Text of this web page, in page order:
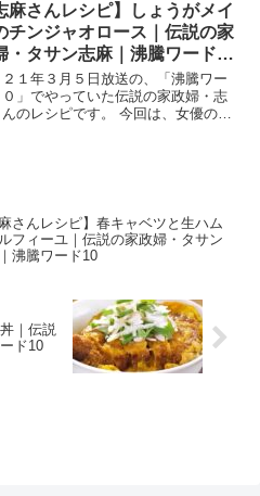
のCBCテレビで土曜日の朝やってい
情報番組で...
麻さんレシピ】しょうがメイ
チンジャオロース｜伝説の家
・タサン志麻｜沸騰ワード１
２１年３月５日放送の、「沸騰ワー
０」でやっていた伝説の家政婦・志
んのレシピです。 今回は、女優の門
麻さんレシピ】春キャベツと生ハム
フィーユ｜伝説の家政婦・タサン
沸騰ワード10
｜伝説
ド10